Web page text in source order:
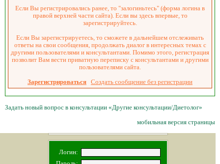
Если Вы регистрировались ранее, то "залогиньтесь" (форма логина в
правой верхней части сайта). Если вы здесь впервые, то
зарегистрируйтесь.
Если Вы зарегистрируетесь, то сможете в дальнейшем отслеживать
ответы на свои сообщения, продолжать диалог в интересных темах с
другими пользователями и консультантами. Помимо этого, регистрация
позволит Вам вести приватную переписку с консультантами и другими
пользователями сайта.
Зарегистрироваться Создать сообщение без регистрации
Задать новый вопрос в консультации «Другие консультации/Диетолог»
мобильная версия страницы
Логин: